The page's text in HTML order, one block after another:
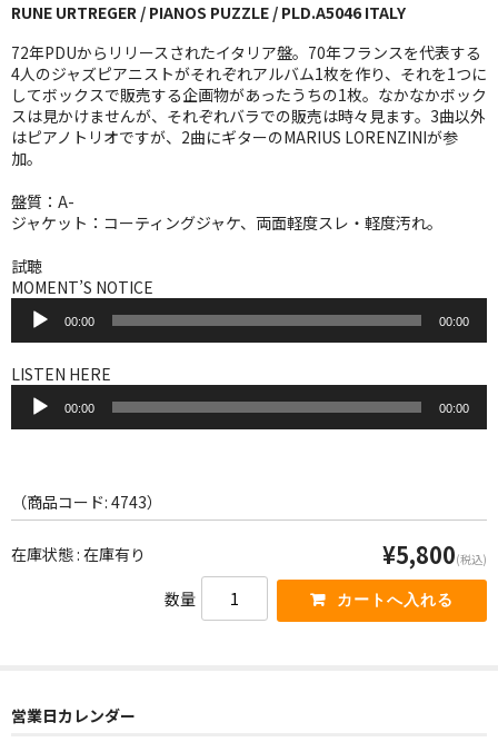
WORLD
その他
7INC
Webのみ no.1
Webのみ no.2
Webのみ no.3
Webのみ no.4
売り切れ
送料
商品の発送
RUNE URTREGER / PIANOS PUZZLE / PLD.A5046 ITALY
72年PDUからリリースされたイタリア盤。70年フランスを代表する
4人のジャズピアニストがそれぞれアルバム1枚を作り、それを1つに
してボックスで販売する企画物があったうちの1枚。なかなかボック
スは見かけませんが、それぞれバラでの販売は時々見ます。3曲以外
はピアノトリオですが、2曲にギターのMARIUS LORENZINIが参
加。
盤質：A-
ジャケット：コーティングジャケ、両面軽度スレ・軽度汚れ。
試聴
MOMENT’S NOTICE
プ
レ
ー
ー
00:00 00:00
LISTEN HERE
プ
ヤ
ー
00:00 00:00
（商品コード: 4743）
在庫状態 : 在庫有り ¥5,800(税込)
数量
営業日カレンダー